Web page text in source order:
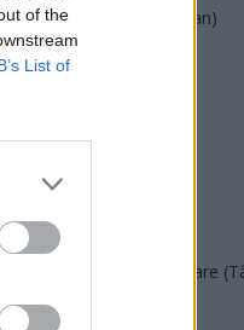
of the
List of
Forța Dreptei (L. Orban)
PNȚMM
POT (Gavrilă)
PACE (Peia)
Acțiunea Conservatoare
PDF (Lazarus)